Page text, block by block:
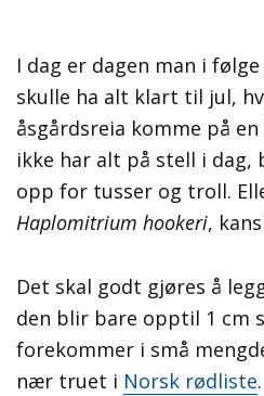
I dag er dagen man i
skulle ha alt klart til jul,
åsgårdsreia komme på
ikke har alt på stell i
opp for tusser og troll.
Haplomitrium hookeri,
Det skal godt gjøres å
den blir bare opptil 1 cm
forekommer i små
nær truet i Norsk rødliste